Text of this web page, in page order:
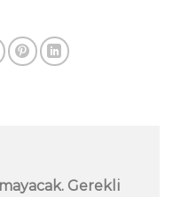
Gerekli